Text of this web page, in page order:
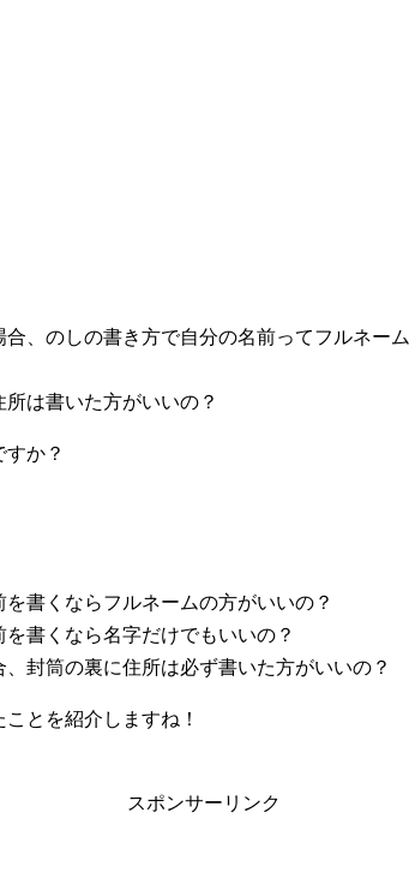
合、のしの書き方で自分の名前ってフルネー
は書いた方がいいの？
か？
を書くならフルネームの方がいいの？
を書くなら名字だけでもいいの？
、封筒の裏に住所は必ず書いた方がいいの？
とを紹介しますね！
スポンサーリンク